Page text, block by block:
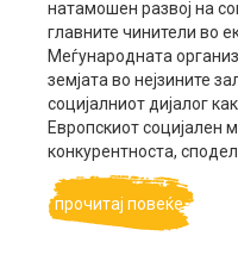
натамошен развој на
главните чинители во
Меѓународната
земјата во нејзините
социјалниот дијалог
Европскиот социјален
конкурентноста,
прочитај повеќе